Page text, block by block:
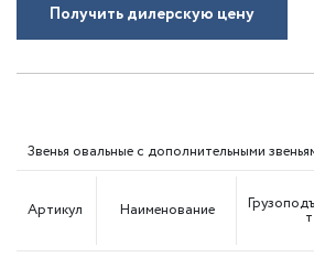
Получить дилерскую цену
Звенья овальные с дополнительными
Артикул Наименование т